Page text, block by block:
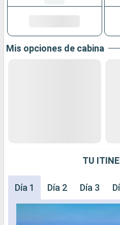
Mis opciones de cabina
TU
Día 1 Día 2 Día 3